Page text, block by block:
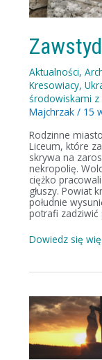
Aktualności,
Kresowiacy,
środowiskami z
Majchrzak/ 15
Rodzinne
Liceum, które
skrywa na
nekropolię.
ciężko
głuszy. Powiat
południe
potrafi
Dowiedz się
Pogrzeb
po
70
latach
–
ekshumacje